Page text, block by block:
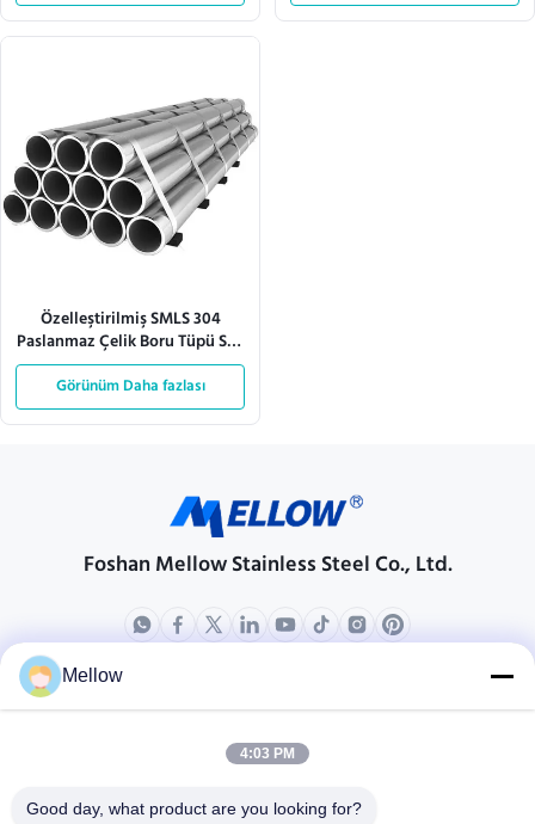
Özelleştirilmiş SMLS 304
Paslanmaz Çelik Boru Tüpü Saç
Çizgisi BA Kaplama
Görünüm Daha fazlası
Foshan Mellow Stainless Steel Co., Ltd.
Ürünler
Şirket Profili
Mellow
4:03 PM
Good day, what product are you looking for?